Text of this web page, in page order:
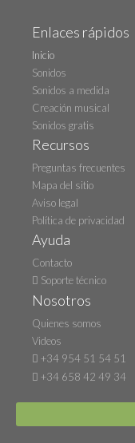
Enlaces rápidos
Inicio
Sonidos
Sonidos a medida
Creación musical
Sonidos gratis
Recursos
Preguntas frecuentes
Mapa del sitio
Aviso legal
Política de privacidad
Ayuda
Contacto
Soporte técnico
Nosotros
Quienes somos
Videos
+34 954 51 54 51
+34 658 42 49 34